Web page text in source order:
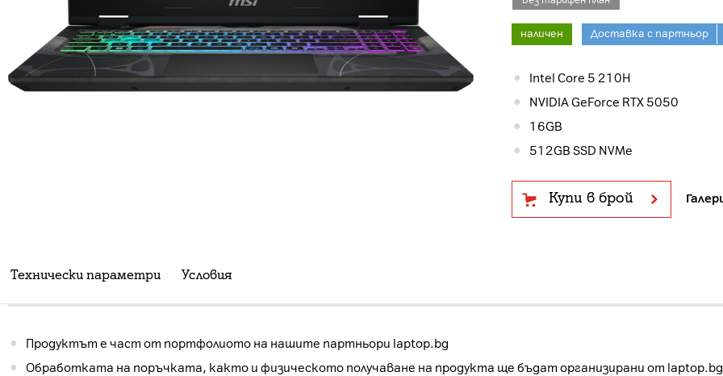
наличен Доставка с партньор
Intel Core 5 210H
NVIDIA GeForce RTX 5050
16GB
512GB SSD NVMe
Купи в брой
Технически параметри Условия
Продуктът е част от портфолиото на нашите партньори laptop.bg
Обработката на поръчката, както и физическото получаване на продукта ще бъдат организирани от laptop.bg